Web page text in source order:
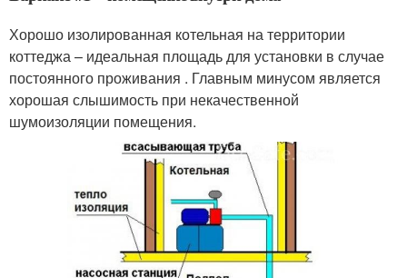
Хорошо изолированная котельная на территории
коттеджа – идеальная площадь для установки в случае
постоянного проживания . Главным минусом является
хорошая слышимость при некачественной
шумоизоляции помещения.